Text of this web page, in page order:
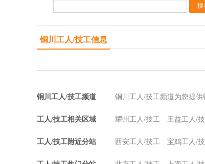
铜川工人/技工信息
铜川工人/技工频道 铜川工人/技工频道为您提
工人/技工相关区域 耀州工人/技工 王益工人/
工人/技工附近分站 西安工人/技工 宝鸡工人/